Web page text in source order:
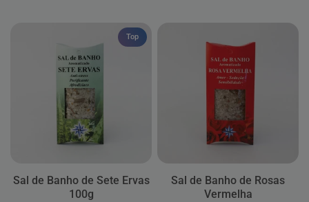
Top
Sal de Banho de Sete Ervas
100g
Sal de Banho de Rosas
Vermelha